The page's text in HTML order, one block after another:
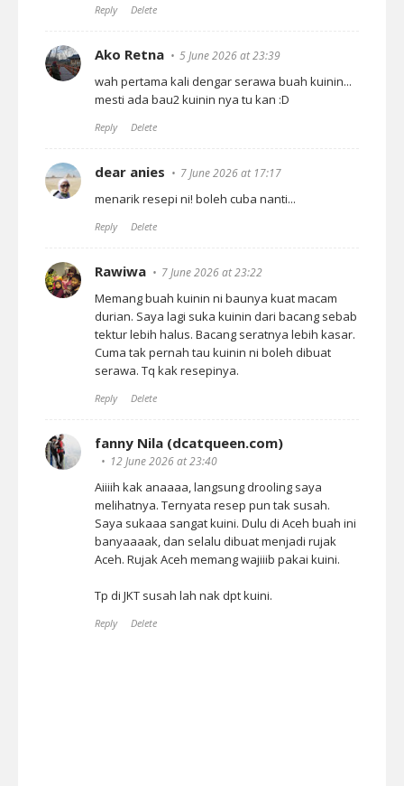
Reply Delete
Ako Retna 5 June 2026 at 23:39
wah pertama kali dengar serawa buah kuinin...
mesti ada bau2 kuinin nya tu kan :D
Reply Delete
dear anies 7 June 2026 at 17:17
menarik resepi ni! boleh cuba nanti...
Reply Delete
Rawiwa 7 June 2026 at 23:22
Memang buah kuinin ni baunya kuat macam
durian. Saya lagi suka kuinin dari bacang sebab
tektur lebih halus. Bacang seratnya lebih kasar.
Cuma tak pernah tau kuinin ni boleh dibuat
serawa. Tq kak resepinya.
Reply Delete
fanny Nila (dcatqueen.com)
12 June 2026 at 23:40
Aiiiih kak anaaaa, langsung drooling saya
melihatnya. Ternyata resep pun tak susah.
Saya sukaaa sangat kuini. Dulu di Aceh buah ini
banyaaaak, dan selalu dibuat menjadi rujak
Aceh. Rujak Aceh memang wajiiib pakai kuini.
Tp di JKT susah lah nak dpt kuini.
Reply Delete